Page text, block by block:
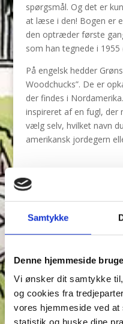
Samtykke
Denne hjemmeside
Vi ønsker dit samtykke
og cookies fra
vores hjemmeside ved
statistik og huske dine
spørgsmål. Og det er
at læse i den! Bogen er
den optræder første
som han tegnede i 1955
På engelsk hedder
Woodchucks”. De er
der findes i
inspireret af en fugl, der
vælg selv, hvilket navn
amerikansk jordegern